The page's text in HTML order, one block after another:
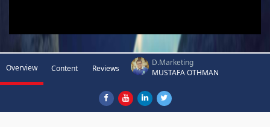
Overview Content Reviews
D.Marketing
MUSTAFA OTHMAN